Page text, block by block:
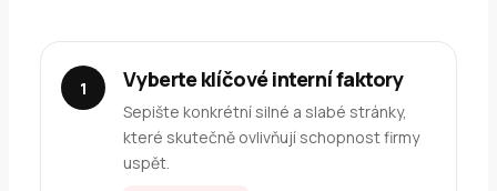
Vyberte klíčové interní faktory
Sepište konkrétní silné a slabé stránky,
které skutečně ovlivňují schopnost firmy
uspět.